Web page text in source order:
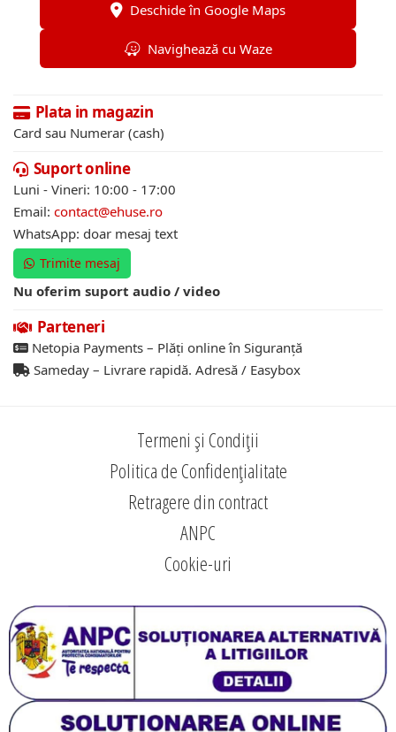
Deschide în Google Maps
Navighează cu Waze
Plata in magazin
Card sau Numerar (cash)
Suport online
Luni - Vineri: 10:00 - 17:00
Email: contact@ehuse.ro
WhatsApp: doar mesaj text
Trimite mesaj
Nu oferim suport audio / video
Parteneri
Netopia Payments – Plăți online în Siguranță
Sameday – Livrare rapidă. Adresă / Easybox
Termeni și Condiții
Politica de Confidențialitate
Retragere din contract
ANPC
Cookie-uri